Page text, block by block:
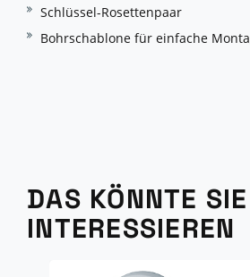
Schlüssel-Rosettenpaar
Bohrschablone für einfache
DAS KÖNNTE
INTERESSIEREN